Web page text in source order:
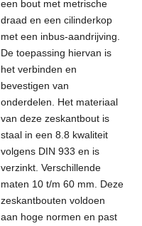
een bout met metrische
draad en een cilinderkop
met een inbus-aandrijving.
De toepassing hiervan is
het verbinden en
bevestigen van
onderdelen. Het materiaal
van deze zeskantbout is
staal in een 8.8 kwaliteit
volgens DIN 933 en is
verzinkt. Verschillende
maten 10 t/m 60 mm. Deze
zeskantbouten voldoen
aan hoge normen en past